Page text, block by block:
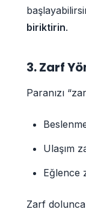
biriktirin.
3. Zarf
Paranızı
Ulaşım
Eğlence
Zarf